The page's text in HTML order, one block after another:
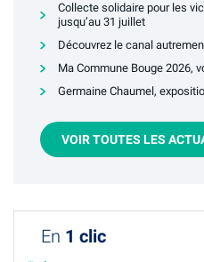
Collecte solidaire pour les
jusqu’au 31 juillet
Découvrez le canal
Ma Commune Bouge 2026,
Germaine Chaumel,
VOIR TOUTES LES
En 1 clic